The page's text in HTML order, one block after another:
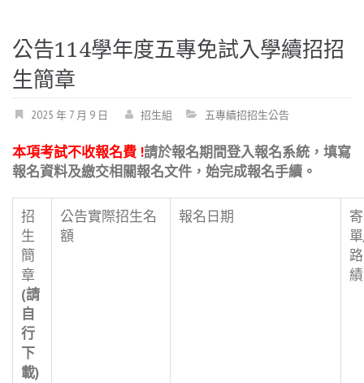
字:
公告114學年度五專免試入學續招招
生簡章
2025 年 7 月 9 日 招生組 五專續招招生公告
本項考試不收報名費 !請於報名期間登入報名系統，填寫
報名資料及繳交相關報名文件，始完成報名手續。
招
生
簡
章
(請
自
行
下
載)
公告實際招生名
額
報名日期
績